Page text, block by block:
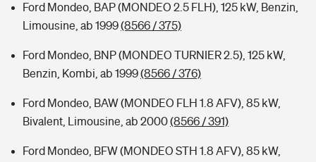
Ford Mondeo, BAP (MONDEO 2.5 FLH), 125 kW, Benzin,
Limousine, ab 1999(8566 / 375)
Ford Mondeo, BNP (MONDEO TURNIER 2.5), 125 kW,
Benzin, Kombi, ab 1999(8566 / 376)
Ford Mondeo, BAW (MONDEO FLH 1.8 AFV), 85 kW,
Bivalent, Limousine, ab 2000(8566 / 391)
Ford Mondeo, BFW (MONDEO STH 1.8 AFV), 85 kW,